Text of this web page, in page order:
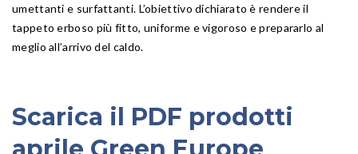
umettanti e surfattanti. L’obiettivo dichiarato è rendere il
tappeto erboso più fitto, uniforme e vigoroso e prepararlo al
meglio all’arrivo del caldo.
Scarica il PDF prodotti